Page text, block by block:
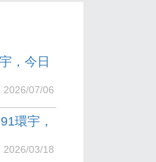
，今日
2026/07/06
環宇，
2026/03/18